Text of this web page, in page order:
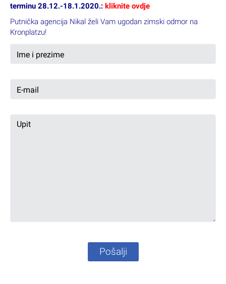
terminu 28.12.-18.1.2020.: kliknite ovdje
Putnička agencija Nikal želi Vam ugodan zimski odmor na
Kronplatzu!
Pošalji